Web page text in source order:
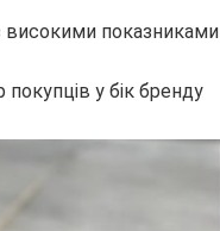
високими показниками
у бік бренду